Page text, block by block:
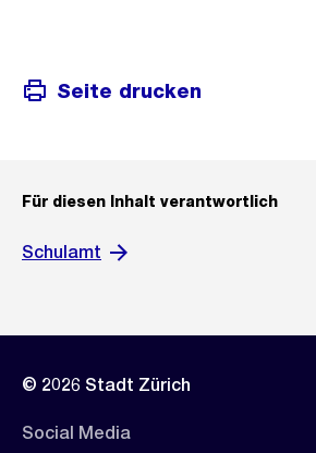
Seite drucken
Für diesen Inhalt verantwortlich
Schulamt
© 2026 Stadt Zürich
Social Media